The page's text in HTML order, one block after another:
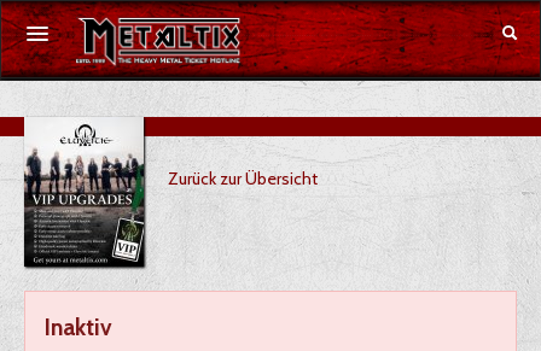
Konzerte
Festivals
Gutschein
Merchandise
Zurück zur Übersicht
Inaktiv